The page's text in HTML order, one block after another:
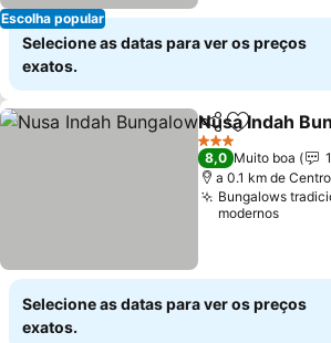
Escolha popular
Selecione as datas para ver os preços
exatos.
PartilharAdicionar
Nusa Indah
3 Estrelas
8,0 Muito boa
a 0.1 km de
Bungalows
modernos
Selecione as datas para ver os preços
exatos.